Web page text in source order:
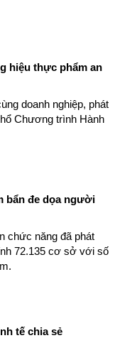
hiệu thực phẩm an
doanh nghiệp, phát
Chương trình Hành
bẩn đe dọa người
chức năng đã phát
72.135 cơ sở với số
tế chia sẻ